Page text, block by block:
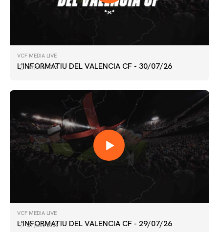
VCF MEDIA LIVE
L'INFORMATIU DEL VALENCIA CF - 30/07/26
30 julio 2026
VCF MEDIA LIVE
L'INFORMATIU DEL VALENCIA CF - 29/07/26
29 julio 2026